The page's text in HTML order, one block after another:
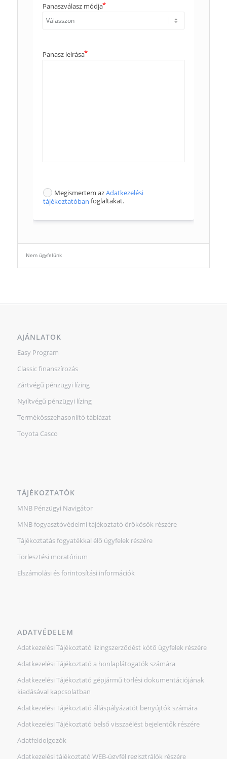
Panaszválasz módja
Panasz leírása
Megismertem azAdatkezelési
tájékoztatóban foglaltakat.
Nem ügyfelünk
AJÁNLATOK
Easy Program
Classic finanszírozás
Zártvégű pénzügyi lízing
Nyíltvégű pénzügyi lízing
Termékösszehasonlító táblázat
Toyota Casco
TÁJÉKOZTATÓK
MNB Pénzügyi Navigátor
MNB fogyasztóvédelmi tájékoztató örökösök részére
Tájékoztatás fogyatékkal élő ügyfelek részére
Törlesztési moratórium
Elszámolási és forintosítási információk
ADATVÉDELEM
Adatkezelési Tájékoztató lízingszerződést kötő ügyfelek részére
Adatkezelési Tájékoztató a honlaplátogatók számára
Adatkezelési Tájékoztató gépjármű törlési dokumentációjának
kiadásával kapcsolatban
Adatkezelési Tájékoztató álláspályázatót benyújtók számára
Adatkezelési Tájékoztató belső visszaélést bejelentők részére
Adatfeldolgozók
Adatkezelési tájékoztató WEB-ügyfél regisztrálók részére